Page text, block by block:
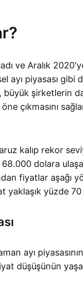
ve Aralık
ayı piyasası gibi
büyük şirketlerin
çıkmasını
kalıp rekor
68.000 dolara
fiyatlar aşağı
yaklaşık yüzde
ayı
düşüşünün